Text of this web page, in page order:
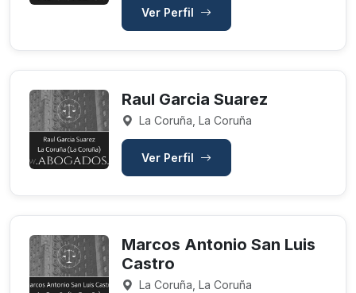
Ver Perfil
Raul Garcia Suarez
La Coruña, La Coruña
Ver Perfil
Marcos Antonio San Luis
Castro
La Coruña, La Coruña